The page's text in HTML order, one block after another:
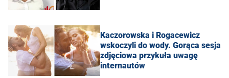
Kaczorowska i Rogacewicz
wskoczyli do wody. Gorąca sesja
zdjęciowa przykuła uwagę
internautów